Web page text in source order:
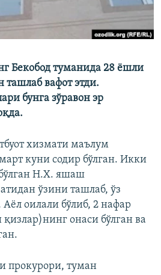
Бекобод туманида 28 ёшли
ташлаб вафот этди.
бунга зўравон эр
хизмати маълум
куни содир бўлган. Икки
Н.Х. яшаш
ўзини ташлаб, ўз
оилали бўлиб, 2 нафар
онаси бўлган ва
прокурори, туман